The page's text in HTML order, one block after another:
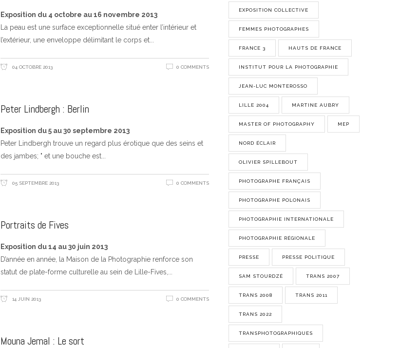
Exposition du 4 octobre au 16 novembre 2013
La peau est une surface exceptionnelle situé enter l’intérieur et
l’extérieur, une enveloppe délimitant le corps et
04 OCTOBRE 2013 0 COMMENTS
Peter Lindbergh : Berlin
Exposition du 5 au 30 septembre 2013
Peter Lindbergh trouve un regard plus érotique que des seins et
des jambes; " et une bouche est
05 SEPTEMBRE 2013 0 COMMENTS
Portraits de Fives
Exposition du 14 au 30 juin 2013
D’année en année, la Maison de la Photographie renforce son
statut de plate-forme culturelle au sein de Lille-Fives,
14 JUIN 2013 0 COMMENTS
Mouna Jemal : Le sort
EXPOSITION COLLECTIVE
FEMMES PHOTOGRAPHES
FRANCE 3 HAUTS DE FRANCE
INSTITUT POUR LA PHOTOGRAPHIE
JEAN-LUC MONTEROSSO
LILLE 2004 MARTINE AUBRY
MASTER OF PHOTOGRAPHY MEP
NORD ÉCLAIR
OLIVIER SPILLEBOUT
PHOTOGRAPHE FRANÇAIS
PHOTOGRAPHE POLONAIS
PHOTOGRAPHIE INTERNATIONALE
PHOTOGRAPHIE RÉGIONALE
PRESSE PRESSE POLITIQUE
SAM STOURDZÉ TRANS 2007
TRANS 2008 TRANS 2011
TRANS 2022
TRANSPHOTOGRAPHIQUES